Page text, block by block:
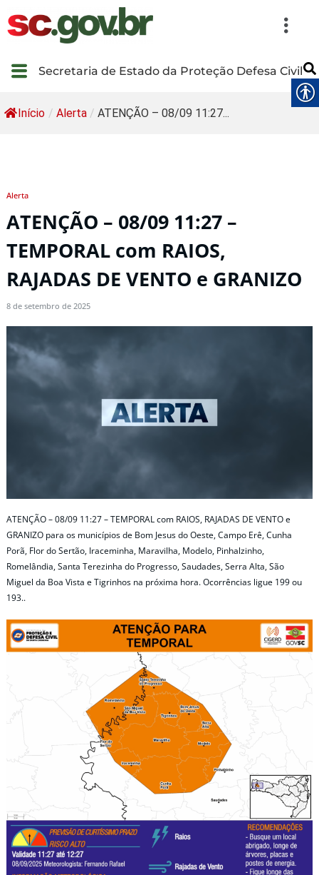
Secretaria de Estado da Proteção Defesa Civil
Início / Alerta / ATENÇÃO – 08/09 11:27...
Alerta
ATENÇÃO – 08/09 11:27 –
TEMPORAL com RAIOS,
RAJADAS DE VENTO e GRANIZO
8 de setembro de 2025
ATENÇÃO – 08/09 11:27 – TEMPORAL com RAIOS, RAJADAS DE VENTO e
GRANIZO para os municípios de Bom Jesus do Oeste, Campo Erê, Cunha
Porã, Flor do Sertão, Iraceminha, Maravilha, Modelo, Pinhalzinho,
Romelândia, Santa Terezinha do Progresso, Saudades, Serra Alta, São
Miguel da Boa Vista e Tigrinhos na próxima hora. Ocorrências ligue 199 ou
193..